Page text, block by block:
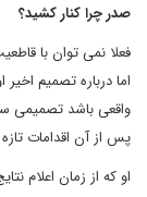
صدر چرا کنار کشید؟
فعلا نمی توان با
اما درباره تصمیم
واقعی باشد تصمیمی
پس از آن اقدامات تازه
او که از زمان اعلام